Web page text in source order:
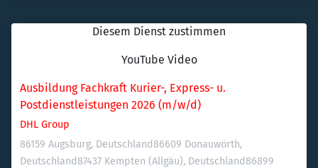
Diesem Dienst zustimmen
YouTube Video
Ausbildung Fachkraft Kurier-, Express- u.
Postdienstleistungen 2026 (m/w/d)
DHL Group
86159 Augsburg, Deutschland86609 Donauwörth,
Deutschland87437 Kempten (Allgäu), Deutschland86899